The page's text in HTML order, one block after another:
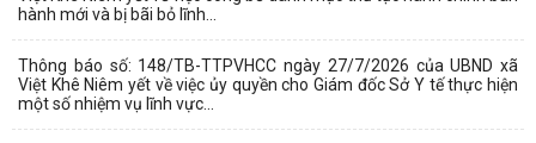
hành mới và bị bãi bỏ lĩnh...
Thông báo số: 148/TB-TTPVHCC ngày 27/7/2026 của UBND xã
Việt Khê Niêm yết về việc ủy quyền cho Giám đốc Sở Y tế thực hiện
một số nhiệm vụ lĩnh vực...